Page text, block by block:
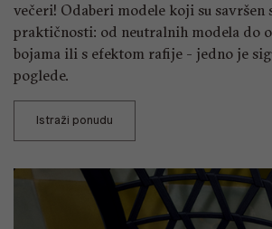
večeri! Odaberi modele koji su savršen
praktičnosti: od neutralnih modela do
bojama ili s efektom rafije - jedno je
poglede.
Istraži ponudu